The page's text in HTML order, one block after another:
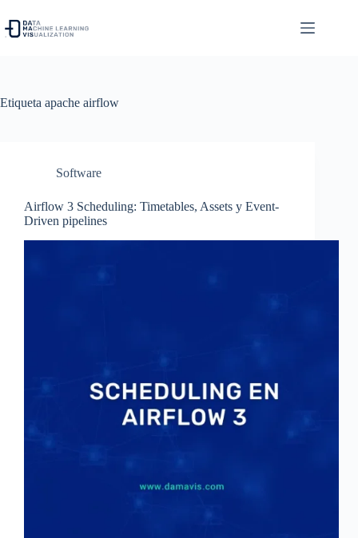
contenido
Etiqueta apache airflow
Software
Airflow 3 Scheduling: Timetables, Assets y Event-
Driven pipelines